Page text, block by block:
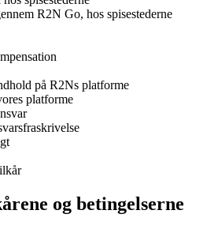
R2N Go, hos spisestederne
på R2Ns platforme
platforme
og betingelserne